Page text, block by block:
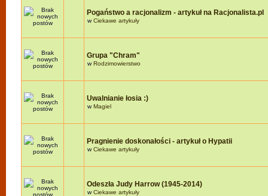
Pogaństwo a racjonalizm - artykuł na Racjonalista.pl
wCiekawe artykuły
Grupa "Chram"
wRodzimowierstwo
Uwalnianie łosia :)
wMagiel
Pragnienie doskonałości - artykuł o Hypatii
wCiekawe artykuły
Odeszła Judy Harrow (1945-2014)
wCiekawe artykuły